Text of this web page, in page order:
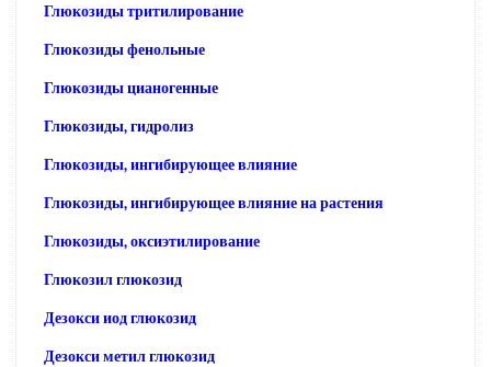
Глюкозиды тритилирование
Глюкозиды фенольные
Глюкозиды цианогенные
Глюкозиды, гидролиз
Глюкозиды, ингибирующее влияние
Глюкозиды, ингибирующее влияние на растения
Глюкозиды, оксиэтилирование
Глюкозил глюкозид
Дезокси иод глюкозид
Дезокси метил глюкозид